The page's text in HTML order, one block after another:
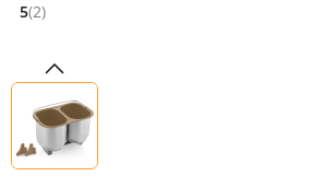
Hodnocení: 5 z 5 (2 recenzí)
5(2)